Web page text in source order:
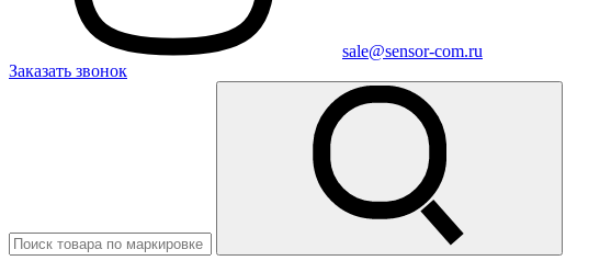
sale@sensor-com.ru
Заказать звонок